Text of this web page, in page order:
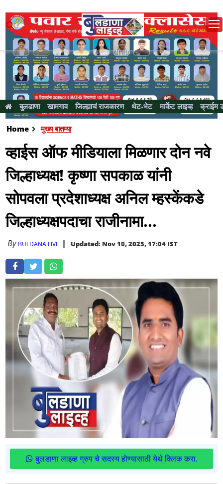
बुलडाणा खामगाव जिल्ह्याचं राजकारण थेट-भेट मार्केट लाइव्ह क्राईम
Home मुख्य बातम्या
व्हाईस ऑफ मीडियाला मिळणार दोन नवे
जिल्हाध्यक्ष! कृष्णा सपकाळ यांनी
सोपवला प्रदेशाध्यक्ष अनिल म्हस्केंकडे
जिल्हाध्यक्षपदाचा राजीनामा...
By BULDANA LIVE Updated: Nov 10, 2025, 17:04 IST
बुलडाणा लाइव्ह ग्रुप चे सदस्य होण्यासाठी येथे क्लिक करा.